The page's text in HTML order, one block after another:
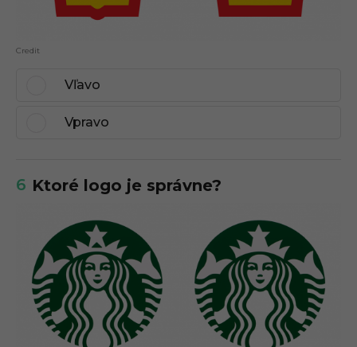
Credit
Vľavo
Vpravo
6 Ktoré logo je správne?